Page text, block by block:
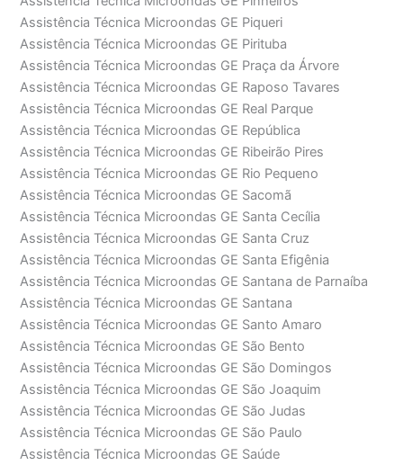
Assistência Técnica Microondas GE Piqueri
Assistência Técnica Microondas GE Pirituba
Assistência Técnica Microondas GE Praça da Árvore
Assistência Técnica Microondas GE Raposo Tavares
Assistência Técnica Microondas GE Real Parque
Assistência Técnica Microondas GE República
Assistência Técnica Microondas GE Ribeirão Pires
Assistência Técnica Microondas GE Rio Pequeno
Assistência Técnica Microondas GE Sacomã
Assistência Técnica Microondas GE Santa Cecília
Assistência Técnica Microondas GE Santa Cruz
Assistência Técnica Microondas GE Santa Efigênia
Assistência Técnica Microondas GE Santana de Parnaíba
Assistência Técnica Microondas GE Santana
Assistência Técnica Microondas GE Santo Amaro
Assistência Técnica Microondas GE São Bento
Assistência Técnica Microondas GE São Domingos
Assistência Técnica Microondas GE São Joaquim
Assistência Técnica Microondas GE São Judas
Assistência Técnica Microondas GE São Paulo
Assistência Técnica Microondas GE Saúde